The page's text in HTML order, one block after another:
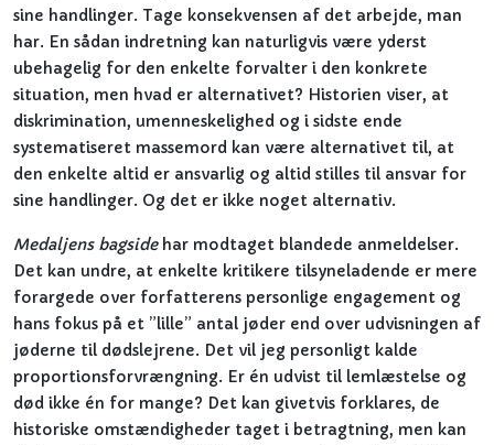
sine handlinger. Tage konsekvensen af det arbejde, man
har. En sådan indretning kan naturligvis være yderst
ubehagelig for den enkelte forvalter i den konkrete
situation, men hvad er alternativet? Historien viser, at
diskrimination, umenneskelighed og i sidste ende
systematiseret massemord kan være alternativet til, at
den enkelte altid er ansvarlig og altid stilles til ansvar for
sine handlinger. Og det er ikke noget alternativ.
Medaljens bagsidehar modtaget blandede anmeldelser.
Det kan undre, at enkelte kritikere tilsyneladende er mere
forargede over forfatterens personlige engagement og
hans fokus på et ”lille” antal jøder end over udvisningen af
jøderne til dødslejrene. Det vil jeg personligt kalde
proportionsforvrængning. Er én udvist til lemlæstelse og
død ikke én for mange? Det kan givetvis forklares, de
historiske omstændigheder taget i betragtning, men kan